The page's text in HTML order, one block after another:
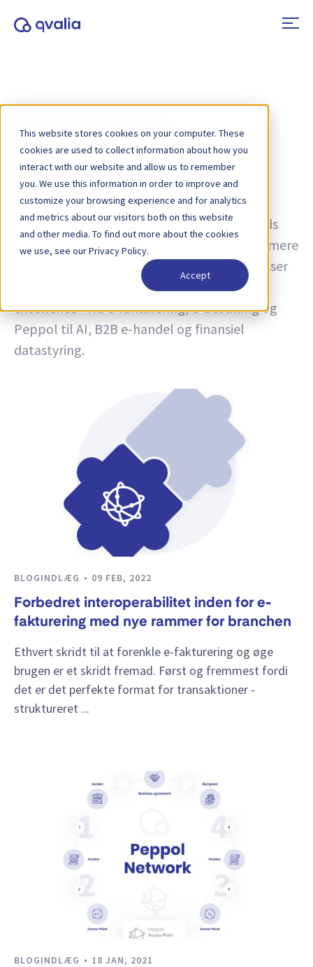
This website stores cookies on your computer. These
cookies are used to collect information about how you
interact with our website and allow us to remember
you. We use this information in order to improve and
customize your browsing experience and for analytics
and metrics about our visitors both on this website
and other media. To find out more about the cookies
we use, see our Privacy Policy.
Accept
teknologier og trends
Tag:
Indsigt i transaktioner, teknologier og trends
samt nyheder om produktopdateringer. Få mere
at vide om, hvordan du kan forbedre processer
og bruge transaktionsdata til operationel
excellence - fra e-fakturering, e-bestilling og
Peppol til AI, B2B e-handel og finansiel
datastyring.
BLOGINDLÆG 09 FEB, 2022
Forbedret interoperabilitet inden for e-
fakturering med nye rammer for branchen
Ethvert skridt til at forenkle e-fakturering og øge
brugen er et skridt fremad. Først og fremmest fordi
det er det perfekte format for transaktioner -
struktureret ...
BLOGINDLÆG 18 JAN, 2021